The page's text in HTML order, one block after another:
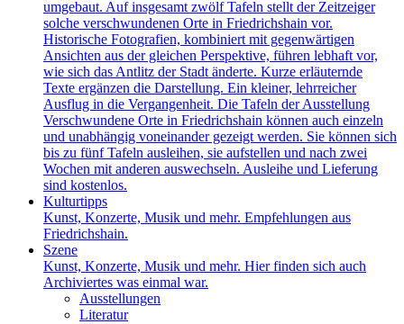
umgebaut. Auf insgesamt zwölf Tafeln stellt der Zeitzeiger
solche verschwundenen Orte in Friedrichshain vor.
Historische Fotografien, kombiniert mit gegenwärtigen
Ansichten aus der gleichen Perspektive, führen lebhaft vor,
wie sich das Antlitz der Stadt änderte. Kurze erläuternde
Texte ergänzen die Darstellung. Ein kleiner, lehrreicher
Ausflug in die Vergangenheit. Die Tafeln der Ausstellung
Verschwundene Orte in Friedrichshain können auch einzeln
und unabhängig voneinander gezeigt werden. Sie können sich
bis zu fünf Tafeln ausleihen, sie aufstellen und nach zwei
Wochen mit anderen auswechseln. Ausleihe und Lieferung
sind kostenlos.
Kulturtipps
Kunst, Konzerte, Musik und mehr. Empfehlungen aus
Friedrichshain.
Szene
Kunst, Konzerte, Musik und mehr. Hier finden sich auch
Archiviertes was einmal war.
Ausstellungen
Literatur